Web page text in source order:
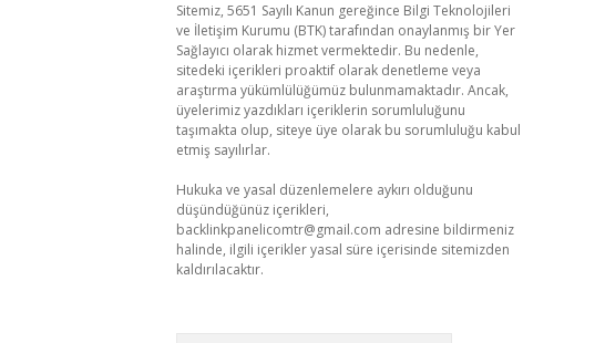
Sitemiz, 5651 Sayılı Kanun gereğince Bilgi Teknolojileri
ve İletişim Kurumu (BTK) tarafından onaylanmış bir Yer
Sağlayıcı olarak hizmet vermektedir. Bu nedenle,
sitedeki içerikleri proaktif olarak denetleme veya
araştırma yükümlülüğümüz bulunmamaktadır. Ancak,
üyelerimiz yazdıkları içeriklerin sorumluluğunu
taşımakta olup, siteye üye olarak bu sorumluluğu kabul
etmiş sayılırlar.
Hukuka ve yasal düzenlemelere aykırı olduğunu
düşündüğünüz içerikleri,
backlinkpanelicomtr@gmail.com adresine bildirmeniz
halinde, ilgili içerikler yasal süre içerisinde sitemizden
kaldırılacaktır.